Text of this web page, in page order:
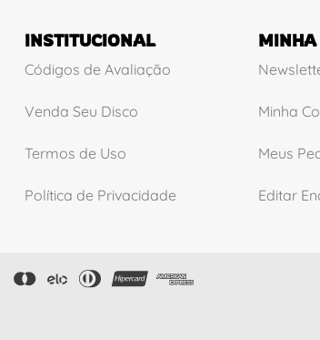
INSTITUCIONAL
Códigos de Avaliação
Venda Seu Disco
Termos de Uso
Política de Privacidade
MINHA
Minha
Meus
Editar